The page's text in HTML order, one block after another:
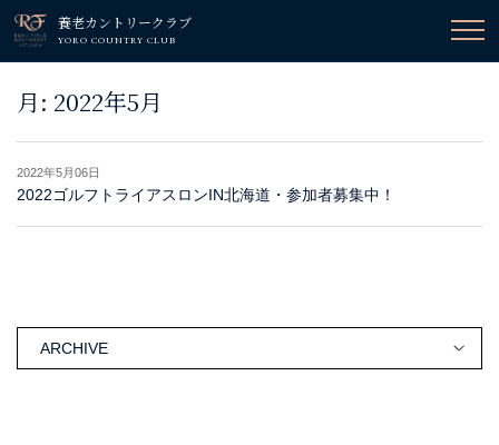
養老カントリークラブ
YORO COUNTRY CLUB
月: 2022年5月
2022年5月06日
2022ゴルフトライアスロンIN北海道・参加者募集中！
ARCHIVE